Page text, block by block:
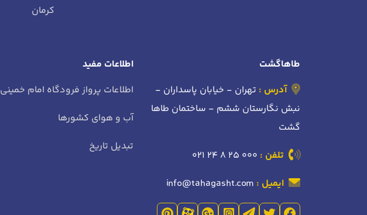
کرمان
طاهاگشت
آدرس : تهران - خیابان پاسداران -
نبش نگارستان ششم - ساختمان طاها
گشت
تلفن : 021 24 8 25 000
ایمیل : info@tahagasht.com
اطلاعات مفید
اطلاعات پرواز فرودگاه امام خمینی
آب و هوای کشورها
تبدیل تاریخ